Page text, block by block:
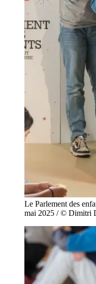
Le Parlement des
mai 2025 / © Dimitri